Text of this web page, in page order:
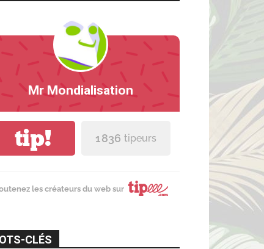
Mr Mondialisation
tip! 1 836 tipeurs
les créateurs du web sur
CLÉS